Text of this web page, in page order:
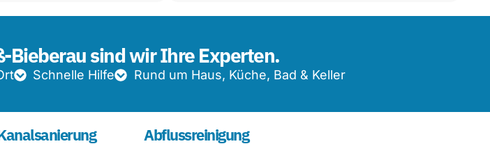
Bieberau sind wir Ihre Experten.
Schnelle Hilfe Rund um Haus, Küche, Bad & Keller
Abflussreinigung